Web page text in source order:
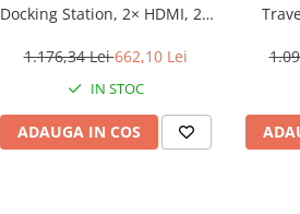
Docking Station, 2× HDMI, 2×
(EU)
1.176,34 Lei662,10 Lei
IN STOC
ADAUGA IN COS